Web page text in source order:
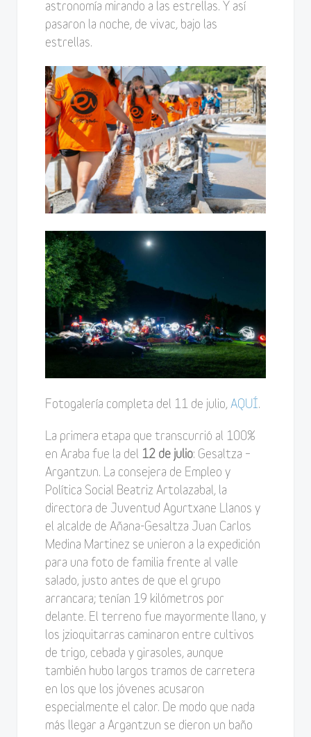
astronomía mirando a las estrellas. Y así
pasaron la noche, de vivac, bajo las
estrellas.
Fotogalería completa del 11 de julio, AQUÍ.
La primera etapa que transcurrió al 100%
en Araba fue la del 12 de julio: Gesaltza –
Argantzun. La consejera de Empleo y
Política Social Beatriz Artolazabal, la
directora de Juventud Agurtxane Llanos y
el alcalde de Añana-Gesaltza Juan Carlos
Medina Martinez se unieron a la expedición
para una foto de familia frente al valle
salado, justo antes de que el grupo
arrancara; tenían 19 kilómetros por
delante. El terreno fue mayormente llano, y
los jzioquitarras caminaron entre cultivos
de trigo, cebada y girasoles, aunque
también hubo largos tramos de carretera
en los que los jóvenes acusaron
especialmente el calor. De modo que nada
más llegar a Argantzun se dieron un baño